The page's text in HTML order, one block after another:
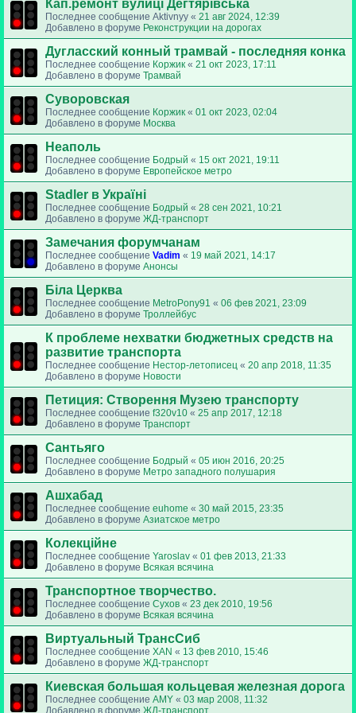
Кап.ремонт вулиці Дегтярівська
Последнее сообщение Aktivnyy « 21 авг 2024, 12:39
Добавлено в форуме Реконструкции на дорогах
Дугласский конный трамвай - последняя конка
Последнее сообщение Коржик « 21 окт 2023, 17:11
Добавлено в форуме Трамвай
Суворовская
Последнее сообщение Коржик « 01 окт 2023, 02:04
Добавлено в форуме Москва
Неаполь
Последнее сообщение Бодрый « 15 окт 2021, 19:11
Добавлено в форуме Европейское метро
Stadler в Україні
Последнее сообщение Бодрый « 28 сен 2021, 10:21
Добавлено в форуме ЖД-транспорт
Замечания форумчанам
Последнее сообщение Vadim « 19 май 2021, 14:17
Добавлено в форуме Анонсы
Біла Церква
Последнее сообщение MetroPony91 « 06 фев 2021, 23:09
Добавлено в форуме Троллейбус
К проблеме нехватки бюджетных средств на
развитие транспорта
Последнее сообщение Нестор-летописец « 20 апр 2018, 11:35
Добавлено в форуме Новости
Петиция: Cтворення Музею транспорту
Последнее сообщение f320v10 « 25 апр 2017, 12:18
Добавлено в форуме Транспорт
Сантьяго
Последнее сообщение Бодрый « 05 июн 2016, 20:25
Добавлено в форуме Метро западного полушария
Ашхабад
Последнее сообщение euhome « 30 май 2015, 23:35
Добавлено в форуме Азиатское метро
Колекційне
Последнее сообщение Yaroslav « 01 фев 2013, 21:33
Добавлено в форуме Всякая всячина
Транспортное творчество.
Последнее сообщение Сухов « 23 дек 2010, 19:56
Добавлено в форуме Всякая всячина
Виртуальный ТрансСиб
Последнее сообщение XAN « 13 фев 2010, 15:46
Добавлено в форуме ЖД-транспорт
Киевская большая кольцевая железная дорога
Последнее сообщение AMY « 03 мар 2008, 11:32